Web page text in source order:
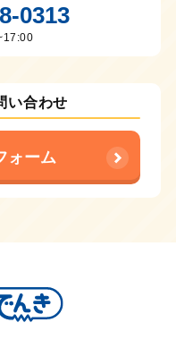
0313
い合わせ
ォーム